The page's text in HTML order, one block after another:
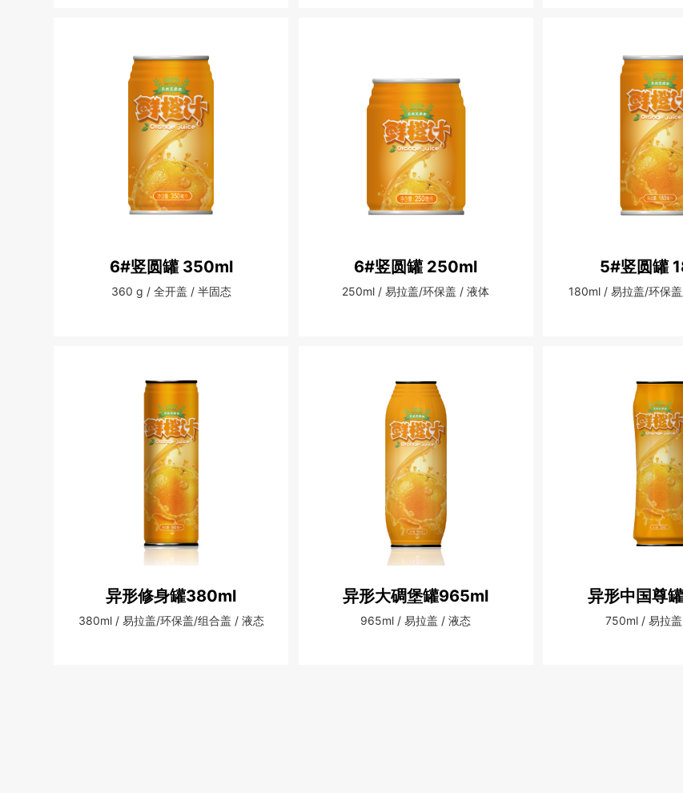
6#竖圆罐 350ml
360 g / 全开盖 / 半固态
6#竖圆罐 250ml
250ml / 易拉盖/环保盖 / 液体
5#竖圆罐
180ml / 易拉盖/环保
异形修身罐380ml
380ml / 易拉盖/环保盖/组合盖 / 液态
异形大碉堡罐965ml
965ml / 易拉盖 / 液态
异形中国尊
750ml / 易拉